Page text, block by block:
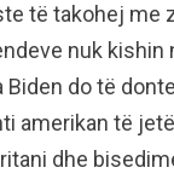
të takohej me
nuk kishin
do të
amerikan të
dhe